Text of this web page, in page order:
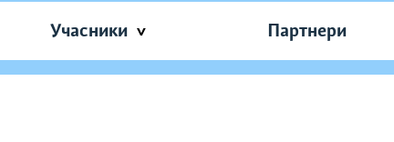
Учасники Партнери